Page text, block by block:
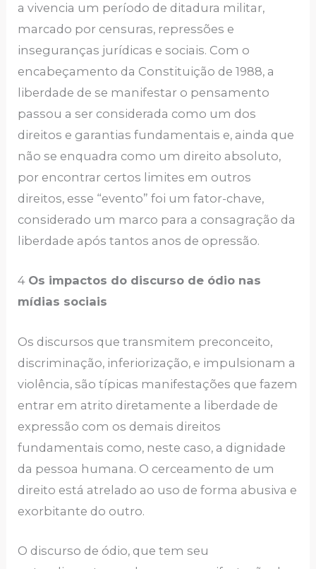
a vivencia um período de ditadura militar,
marcado por censuras, repressões e
inseguranças jurídicas e sociais. Com o
encabeçamento da Constituição de 1988, a
liberdade de se manifestar o pensamento
passou a ser considerada como um dos
direitos e garantias fundamentais e, ainda que
não se enquadra como um direito absoluto,
por encontrar certos limites em outros
direitos, esse “evento” foi um fator-chave,
considerado um marco para a consagração da
liberdade após tantos anos de opressão.
4 Os impactos do discurso de ódio nas
mídias sociais
Os discursos que transmitem preconceito,
discriminação, inferiorização, e impulsionam a
violência, são típicas manifestações que fazem
entrar em atrito diretamente a liberdade de
expressão com os demais direitos
fundamentais como, neste caso, a dignidade
da pessoa humana. O cerceamento de um
direito está atrelado ao uso de forma abusiva e
exorbitante do outro.
O discurso de ódio, que tem seu